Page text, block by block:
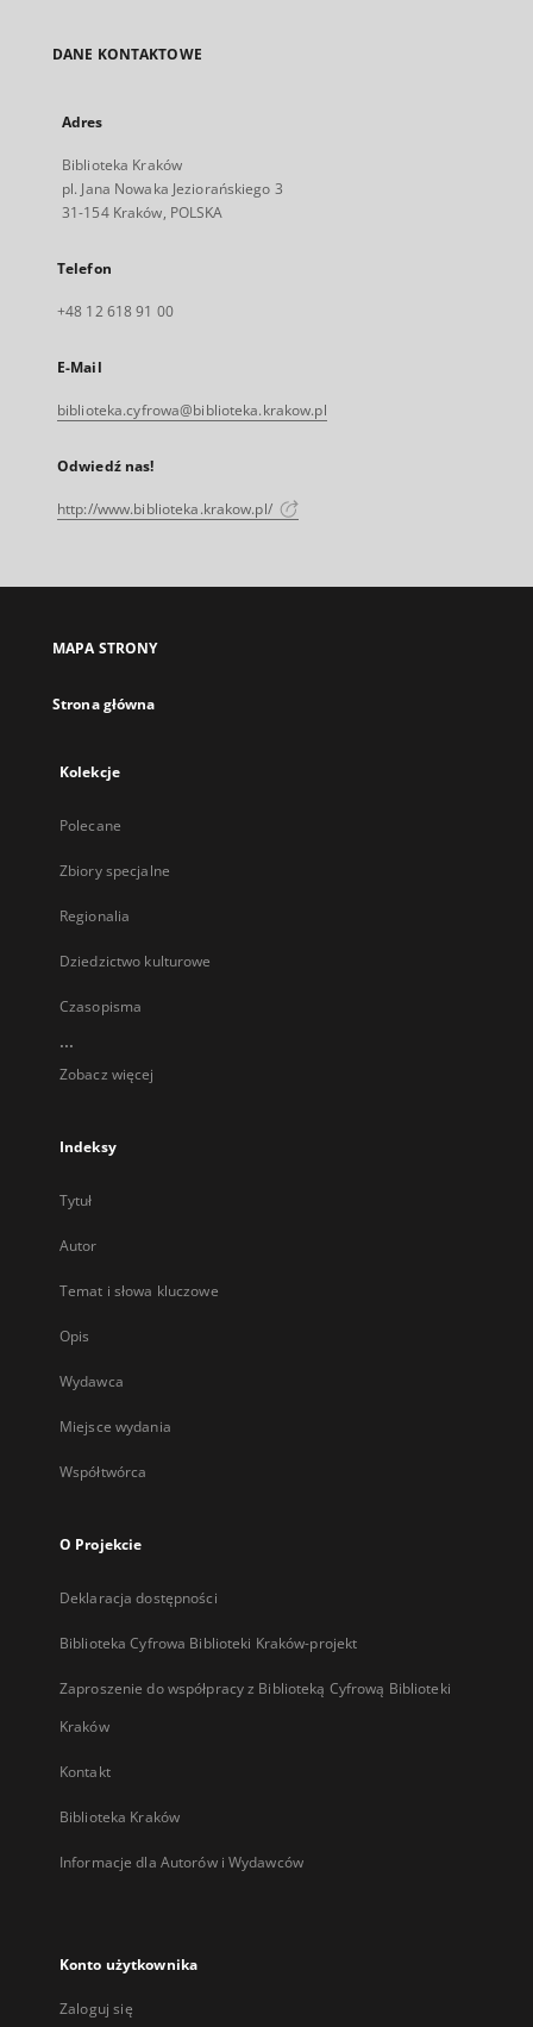
DANE KONTAKTOWE
Adres
Biblioteka Kraków
pl. Jana Nowaka Jeziorańskiego 3
31-154 Kraków, POLSKA
Telefon
+48 12 618 91 00
E-Mail
biblioteka.cyfrowa@biblioteka.krakow.pl
Odwiedź nas!
http://www.biblioteka.krakow.pl/
MAPA STRONY
Strona główna
Kolekcje
Polecane
Zbiory specjalne
Regionalia
Dziedzictwo kulturowe
Czasopisma
...
Zobacz więcej
Indeksy
Tytuł
Autor
Temat i słowa kluczowe
Opis
Wydawca
Miejsce wydania
Współtwórca
O Projekcie
Deklaracja dostępności
Biblioteka Cyfrowa Biblioteki Kraków-projekt
Zaproszenie do współpracy z Biblioteką Cyfrową Biblioteki
Kraków
Kontakt
Biblioteka Kraków
Informacje dla Autorów i Wydawców
Konto użytkownika
Zaloguj się